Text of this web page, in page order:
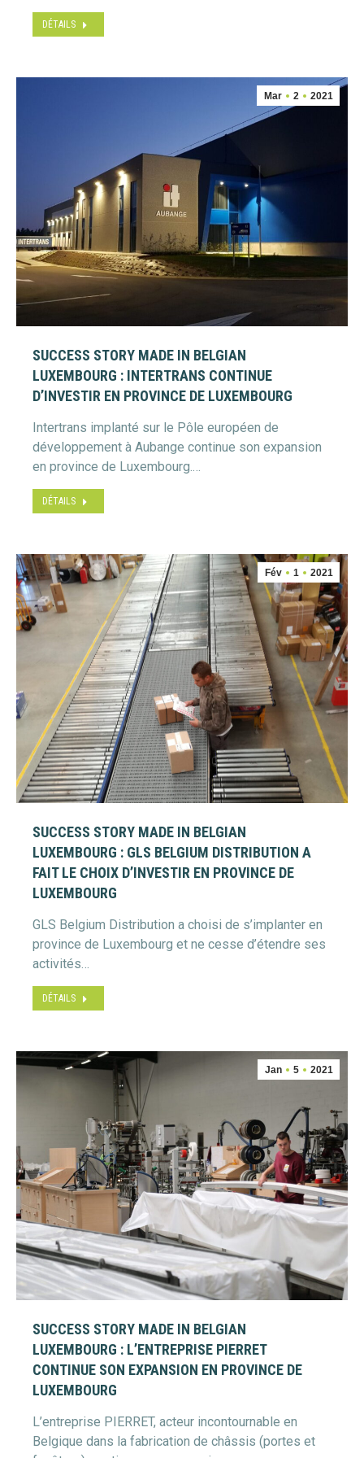
DÉTAILS
Mar 2 2021
SUCCESS STORY MADE IN BELGIAN
LUXEMBOURG : INTERTRANS CONTINUE
D’INVESTIR EN PROVINCE DE LUXEMBOURG
Intertrans implanté sur le Pôle européen de
développement à Aubange continue son expansion
en province de Luxembourg.…
DÉTAILS
Fév 1 2021
SUCCESS STORY MADE IN BELGIAN
LUXEMBOURG : GLS BELGIUM DISTRIBUTION A
FAIT LE CHOIX D’INVESTIR EN PROVINCE DE
LUXEMBOURG
GLS Belgium Distribution a choisi de s’implanter en
province de Luxembourg et ne cesse d’étendre ses
activités…
DÉTAILS
Jan 5 2021
SUCCESS STORY MADE IN BELGIAN
LUXEMBOURG : L’ENTREPRISE PIERRET
CONTINUE SON EXPANSION EN PROVINCE DE
LUXEMBOURG
L’entreprise PIERRET, acteur incontournable en
Belgique dans la fabrication de châssis (portes et